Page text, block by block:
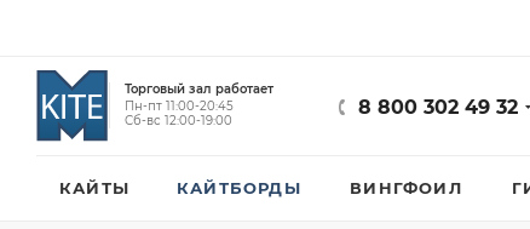
Торговый зал работает
Пн-пт 11:00-20:45
Сб-вс 12:00-19:00
8 800 302 49 32
КАЙТЫ КАЙТБОРДЫ ВИНГФОИЛ